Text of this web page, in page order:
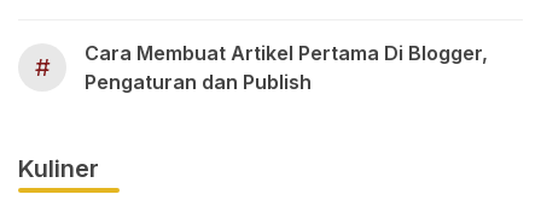
#
Cara Membuat Artikel Pertama Di Blogger,
Pengaturan dan Publish
Kuliner